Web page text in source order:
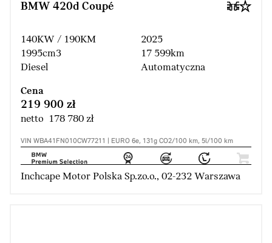
BMW 420d Coupé
140KW / 190KM
1995cm3
Diesel
2025
17 599km
Automatyczna
Cena
219 900 zł
netto 178 780 zł
VIN WBA41FN010CW77211 | EURO 6e, 131g CO2/100 km, 5l/100 km
Inchcape Motor Polska Sp.zo.o., 02-232 Warszawa